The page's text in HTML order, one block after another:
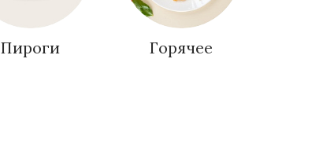
Пироги Горячее